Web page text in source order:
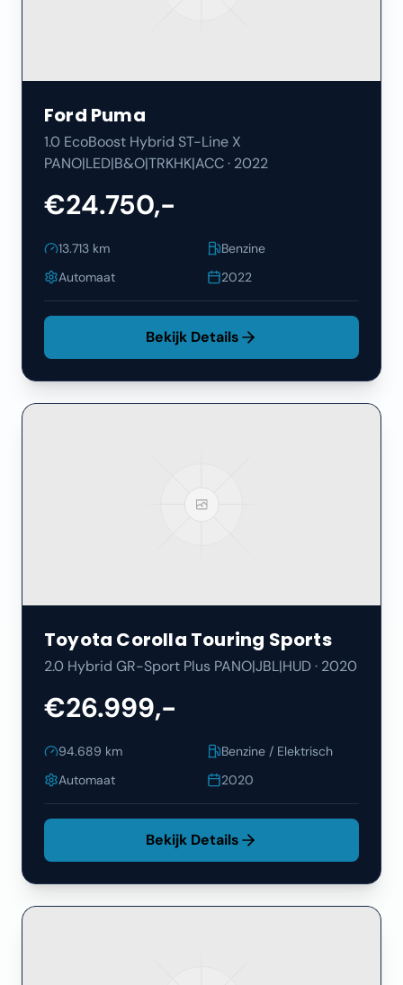
Ford Puma
1.0 EcoBoost Hybrid ST-Line X
PANO|LED|B&O|TRKHK|ACC· 2022
€24.750,-
13.713 km
Benzine
Automaat
2022
Bekijk Details
Toyota Corolla Touring Sports
2.0 Hybrid GR-Sport Plus PANO|JBL|HUD· 2020
€26.999,-
94.689 km
Benzine / Elektrisch
Automaat
2020
Bekijk Details